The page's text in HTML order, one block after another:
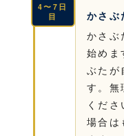
4〜7日
目
かさぶ
かさぶ
始めま
ぶたが
す。無
くだ
場合は